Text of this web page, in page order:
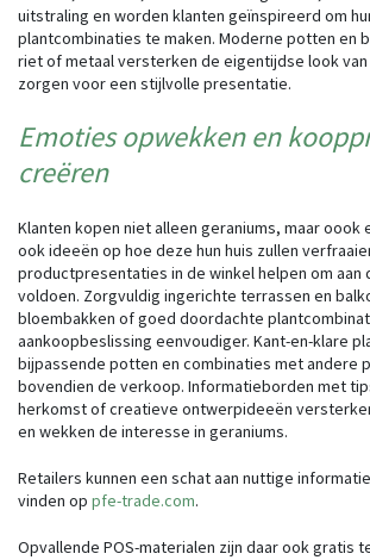
uitstraling en worden klanten geïnspireerd om
plantcombinaties te maken. Moderne potten en
riet of metaal versterken de eigentijdse look van
zorgen voor een stijlvolle presentatie.
Emoties opwekken en
creëren
Klanten kopen niet alleen geraniums, maar oook
ook ideeën op hoe deze hun huis zullen
productpresentaties in de winkel helpen om
voldoen. Zorgvuldig ingerichte terrassen en
bloembakken of goed doordachte
aankoopbeslissing eenvoudiger. Kant-en-klare
bijpassende potten en combinaties met andere
bovendien de verkoop. Informatieborden met
herkomst of creatieve ontwerpideeën
en wekken de interesse in geraniums.
Retailers kunnen een schat aan nuttige
vinden op pfe-trade.com.
Opvallende POS-materialen zijn daar ook gratis